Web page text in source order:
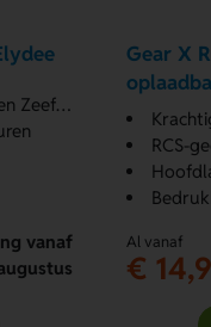
vanaf
Gear X
RCS-
Al vanaf
€